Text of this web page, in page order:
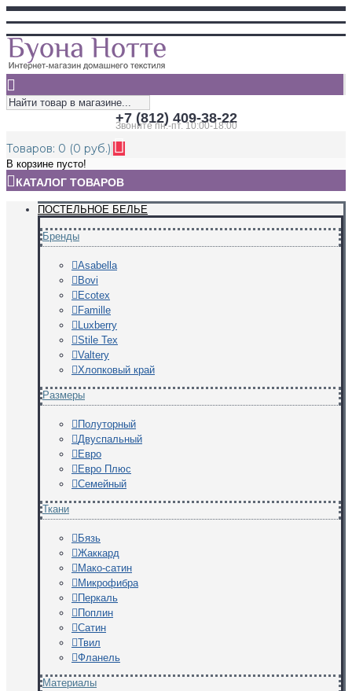
+7 (812) 409-38-22
Звоните пн.-пт. 10:00-18:00
Товаров: 0 (0 руб.)
В корзине пусто!
КАТАЛОГ ТОВАРОВ
ПОСТЕЛЬНОЕ БЕЛЬЕ
Бренды
Asabella
Bovi
Ecotex
Famille
Luxberry
Stile Tex
Valtery
Хлопковый край
Размеры
Полуторный
Двуспальный
Евро
Евро Плюс
Семейный
Ткани
Бязь
Жаккард
Мако-сатин
Микрофибра
Перкаль
Поплин
Сатин
Твил
Фланель
Материалы